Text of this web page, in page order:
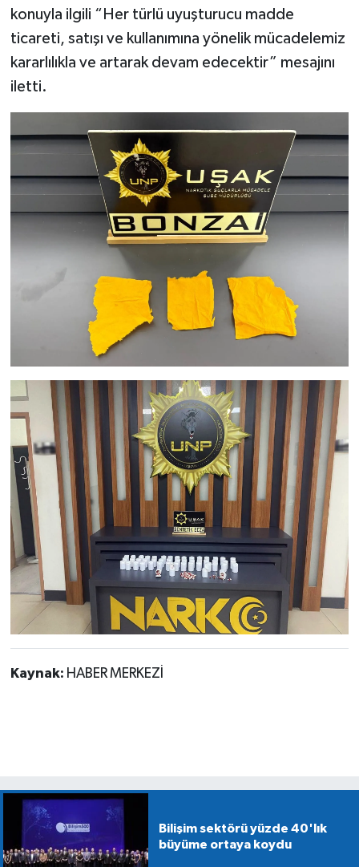
konuyla ilgili “Her türlü uyuşturucu madde
ticareti, satışı ve kullanımına yönelik mücadelemiz
kararlılıkla ve artarak devam edecektir” mesajını
iletti.
Kaynak: HABER MERKEZİ
Bilişim sektörü yüzde 40'lık
büyüme ortaya koydu